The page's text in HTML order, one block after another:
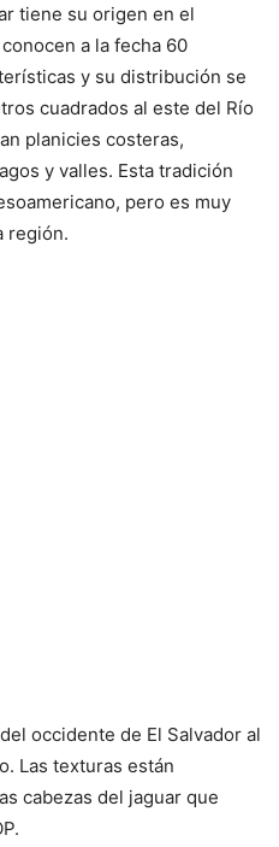
tiene su origen en el
a la fecha 60
y su distribución se
cuadrados al este del Río
planicies costeras,
y valles. Esta tradición
pero es muy
región.
occidente de El Salvador al
Las texturas están
cabezas del jaguar que